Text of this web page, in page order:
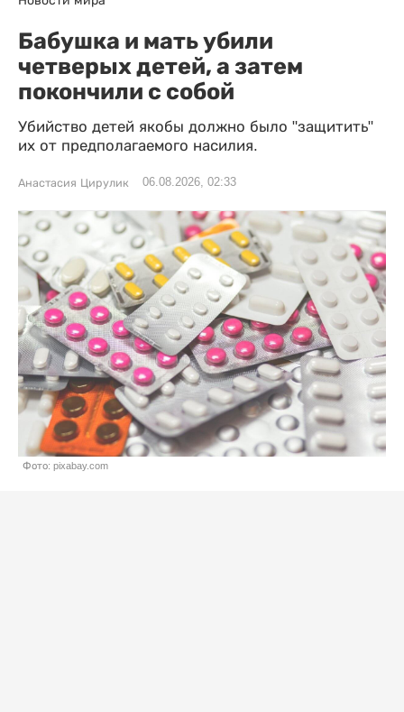
Бабушка и мать убили
четверых детей, а затем
покончили с собой
Убийство детей якобы должно было "защитить"
их от предполагаемого насилия.
Анастасия Цирулик 06.08.2026, 02:33
Фото: pixabay.com